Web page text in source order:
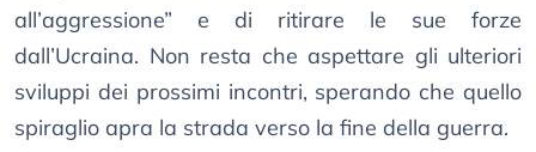
all’aggressione” e di ritirare le sue forze
dall’Ucraina. Non resta che aspettare gli ulteriori
sviluppi dei prossimi incontri, sperando che quello
spiraglio apra la strada verso la fine della guerra.